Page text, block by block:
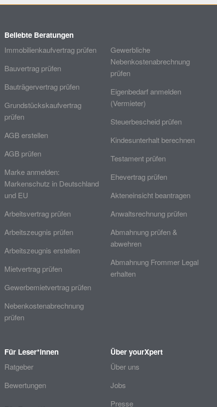
Beliebte Beratungen
Immobilienkaufvertrag prüfen
Bauvertrag prüfen
Bauträgervertrag prüfen
Grundstückskaufvertrag
prüfen
AGB erstellen
AGB prüfen
Marke anmelden:
Markenschutz in Deutschland
und EU
Arbeitsvertrag prüfen
Arbeitszeugnis prüfen
Arbeitszeugnis erstellen
Mietvertrag prüfen
Gewerbemietvertrag prüfen
Nebenkostenabrechnung
prüfen
Gewerbliche
Nebenkostenabrechnung
prüfen
Eigenbedarf anmelden
(Vermieter)
Steuerbescheid prüfen
Kindesunterhalt berechnen
Testament prüfen
Ehevertrag prüfen
Akteneinsicht beantragen
Anwaltsrechnung prüfen
Abmahnung prüfen &
abwehren
Abmahnung Frommer Legal
erhalten
Für Leser*innen
Ratgeber
Bewertungen
Über yourXpert
Über uns
Jobs
Presse